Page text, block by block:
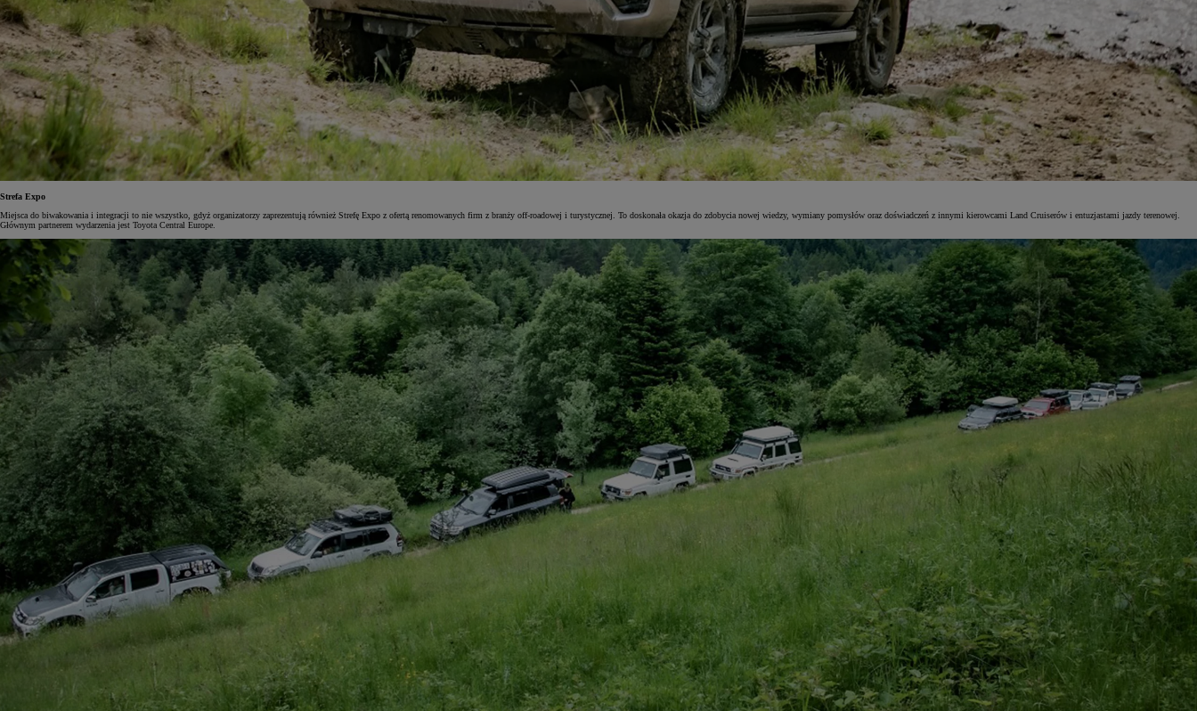
Od 105 300 zł
Corolla Hatchback
HYBRID
Strefa Expo
Miejsca do biwakowania i integracji to nie wszystko, gdyż organizatorzy zaprezentują również Strefę Expo z ofertą renomowanych firm z branży off-roadowej i turystycznej. To doskonała okazja do zdobycia nowej wiedzy, wymiany pomysłów oraz doświadczeń z innymi kierowcami Land Cruiserów i entuzjastami jazdy terenowej.
Głównym partnerem wydarzenia jest Toyota Central Europe.